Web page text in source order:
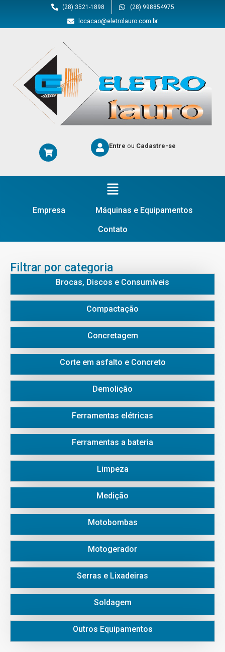
(28) 3521-1898
(28) 998854975
locacao@eletrolauro.com.br
Entre ou Cadastre-se
Empresa
Máquinas e Equipamentos
Contato
Filtrar por categoria
Brocas, Discos e Consumíveis
Compactação
Concretagem
Corte em asfalto e Concreto
Demolição
Ferramentas elétricas
Ferramentas a bateria
Limpeza
Medição
Motobombas
Motogerador
Serras e Lixadeiras
Soldagem
Outros Equipamentos